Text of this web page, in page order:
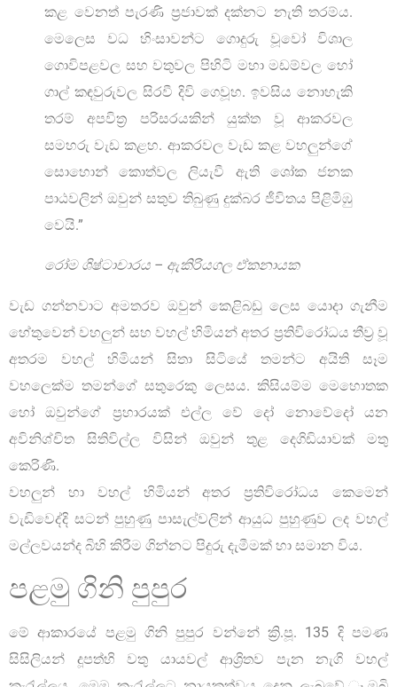
කළ වෙනත් පැරණි ප්‍රජාවක් දක්නට නැති තරම්ය.
මෙලෙස වධ හිංසාවන්ට ගොදුරු වූවෝ විශාල
ගොවිපළවල සහ වතුවල පිහිටි මහා මඩම්වල හෝ
ගාල් කඳවුරුවල සිරවී දිවි ගෙවූහ. ඉවසිය නොහැකි
තරම් අපවිත්‍ර පරිසරයකින් යුක්ත වූ ආකරවල
සමහරු වැඩ කළහ. ආකරවල වැඩ කළ වහලුන්ගේ
සොහොන් කොත්වල ලියැවී ඇති ශෝක ජනක
පාඨවලින් ඔවුන් සතුව තිබුණු දුක්බර ජීවිතය පිළිමිඹු
වෙයි.”
රෝම ශිෂ්ටාචාරය – ඇකිරියගල ඒකනායක
වැඩ ගන්නවාට අමතරව ඔවුන් කෙළිබඩු ලෙස යොදා ගැනීම
හේතුවෙන් වහලුන් සහ වහල් හිමියන් අතර ප්‍රතිවිරෝධය තීව්‍ර වූ
අතරම වහල් හිමියන් සිතා සිටියේ තමන්ට අයිති සෑම
වහලෙක්ම තමන්ගේ සතුරෙකු ලෙසය. කිසියම්ම මෙහොතක
හෝ ඔවුන්ගේ ප්‍රහාරයක් එල්ල වේ දෝ නොවේදෝ යන
අවිනිශ්චිත සිතිවිල්ල විසින් ඔවුන් තුළ දෙගිඩියාවක් මතු
කෙරිණි.
වහලුන් හා වහල් හිමියන් අතර ප්‍රතිවිරෝධය කෙමෙන්
වැඩිවෙද්දි සටන් පුහුණු පාසැල්වලින් ආයුධ පුහුණුව ලද වහල්
මල්ලවයන්ද බිහි කිරීම ගින්නට පිදුරු දැමීමක් හා සමාන විය.
පළමු ගිනි පුපුර
මේ ආකාරයේ පළමු ගිනි පුපුර වන්නේ ක්‍රි.පූ. 135 දි පමණ
සිසිලියන් දූපත්හි වතු යායවල් ආශ්‍රිතව පැන නැගි වහල්